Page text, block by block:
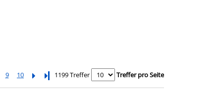
9 10 Letzte Seite
1199 Treffer Treffer pro Seite